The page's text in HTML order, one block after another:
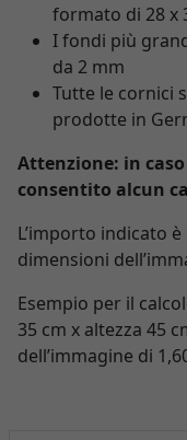
formato di 28 x
I fondi più
da 2 mm
Tutte le cornici
prodotte in
Attenzione: in
consentito alcun
L’importo indicato
dimensioni
Esempio per il
35 cm x altezza 45
dell’immagine di